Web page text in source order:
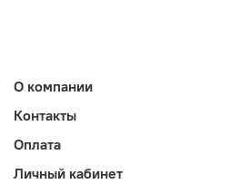
О компании
Контакты
Оплата
Личный кабинет